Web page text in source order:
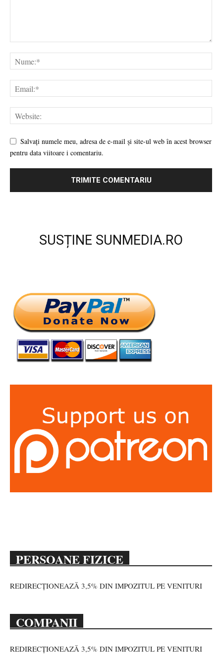
Salvați numele meu, adresa de e-mail și site-ul web în acest browser
pentru data viitoare i comentariu.
SUSȚINE SUNMEDIA.RO
PERSOANE FIZICE
REDIRECȚIONEAZĂ 3,5% DIN IMPOZITUL PE VENITURI
COMPANII
REDIRECȚIONEAZĂ 3,5% DIN IMPOZITUL PE VENITURI